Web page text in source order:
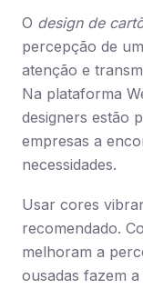
O design de
percepção de
atenção e
Na plataforma
designers estão
empresas a
necessidades.
Usar cores
recomendado.
melhoram a
ousadas fazem